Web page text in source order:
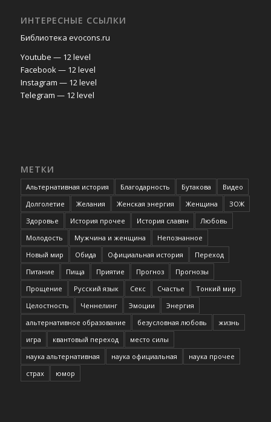
ИНТЕРЕСНЫЕ ССЫЛКИ
Библиотека evocons.ru
Youtube — 12 level
Facebook — 12 level
Instagram — 12 level
Telegram — 12 level
МЕТКИ
Альтернативная история Благодарность Бутакова
Видео
Долголетие
Желания Женская энергия Женщина
ЗОЖ
Здоровье
История прочее История славян
Любовь
Молодость
Мужчина и женщина
Непознанное
Новый мир
Обида Официальная история
Переход
Питание
Пища Приятие Прогноз
Прогнозы
Прощение
Русский язык Секс Счастье
Тонкий мир
Целостность
Ченнелинг Эмоции
Энергия
альтернативное образование
безусловная любовь
жизнь
игра
квантовый переход
место силы
наука альтернативная
наука официальная
наука прочее
страх
юмор